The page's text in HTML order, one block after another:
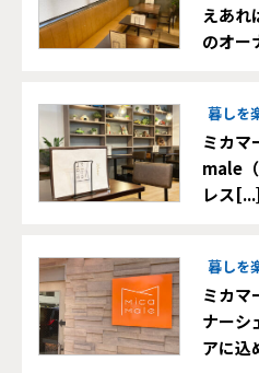
えあれ
のオー
暮しを
ミカマ
male
レス[...]
暮しを
ミカマ
ナーシ
アに込